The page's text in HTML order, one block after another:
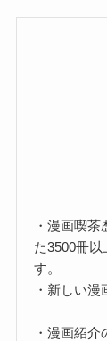
・漫画喫
た3500冊
す。
・新しい
・漫画紹